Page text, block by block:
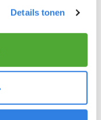
Details tonen